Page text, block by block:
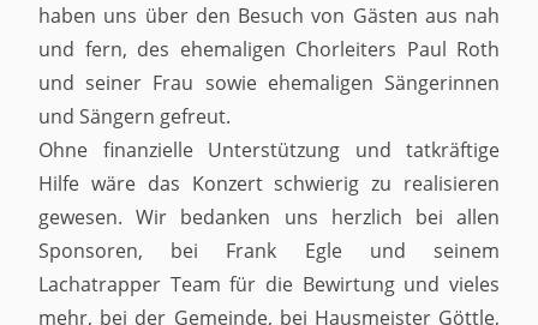
haben uns über den Besuch von Gästen aus nah
und fern, des ehemaligen Chorleiters Paul Roth
und seiner Frau sowie ehemaligen Sängerinnen
und Sängern gefreut.
Ohne finanzielle Unterstützung und tatkräftige
Hilfe wäre das Konzert schwierig zu realisieren
gewesen. Wir bedanken uns herzlich bei allen
Sponsoren, bei Frank Egle und seinem
Lachatrapper Team für die Bewirtung und vieles
mehr, bei der Gemeinde, bei Hausmeister Göttle,